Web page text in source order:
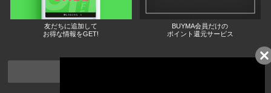
友だちに追加して
お得な情報をGET!
BUYMA会員だけの
ポイント還元サービス